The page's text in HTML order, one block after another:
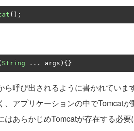
();
String ... args ){}
ら呼び出されるように書かれていま
、アプリケーションの中でTomcat
はあらかじめTomcatが存在する必